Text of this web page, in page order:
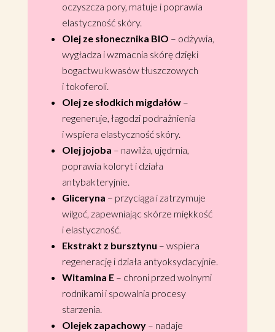
oczyszcza pory, matuje i poprawia
elastyczność skóry.
Olej ze słonecznika BIO – odżywia,
wygładza i wzmacnia skórę dzięki
bogactwu kwasów tłuszczowych
i tokoferoli.
Olej ze słodkich migdałów–
regeneruje, łagodzi podrażnienia
i wspiera elastyczność skóry.
Olej jojoba – nawilża, ujędrnia,
poprawia koloryt i działa
antybakteryjnie.
Gliceryna – przyciąga i zatrzymuje
wilgoć, zapewniając skórze miękkość
i elastyczność.
Ekstrakt z bursztynu – wspiera
regenerację i działa antyoksydacyjnie.
Witamina E– chroni przed wolnymi
rodnikami i spowalnia procesy
starzenia.
Olejek zapachowy– nadaje